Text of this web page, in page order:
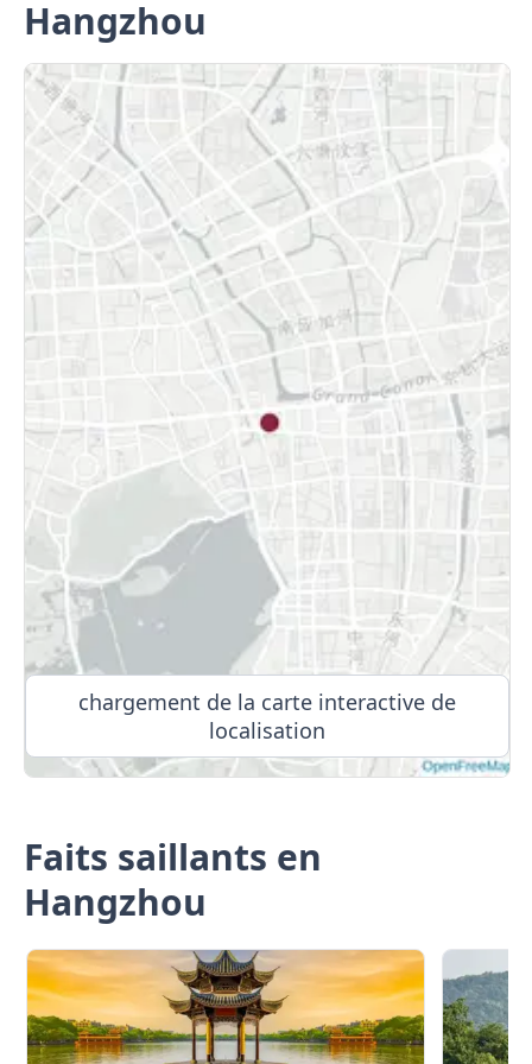
Hangzhou
chargement de la carte interactive de
localisation
Faits saillants en
Hangzhou